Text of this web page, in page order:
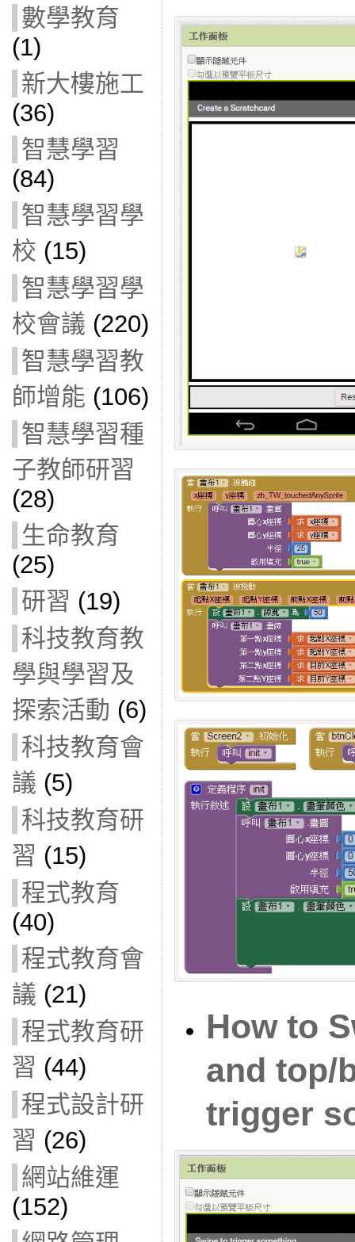
數學教育
(1)
新大樓施工
(36)
智慧學習
(84)
智慧學習學
校 (15)
智慧學習學
校會議 (220)
智慧學習教
師增能 (106)
智慧學習種
子教師研習
(28)
生命教育
(25)
研習 (19)
科技教育教
學與學習及
探索活動 (6)
科技教育會
議 (5)
科技教育研
習 (15)
程式教育
(40)
程式教育會
議 (21)
程式教育研
習 (44)
程式設計研
習 (26)
網站維運
(152)
How to
and top/
trigger